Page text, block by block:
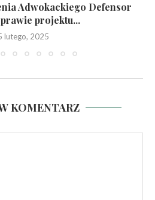
Adwokackiego Defensor
projektu...
lutego, 2025
KOMENTARZ